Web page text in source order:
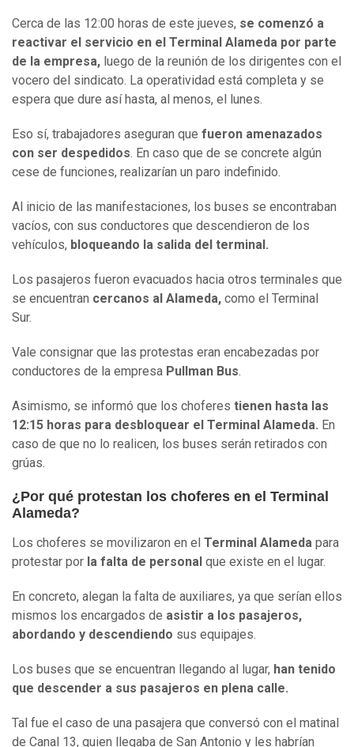
Cerca de las 12:00 horas de este jueves, se comenzó a
reactivar el servicio en el Terminal Alameda por parte
de la empresa, luego de la reunión de los dirigentes con el
vocero del sindicato. La operatividad está completa y se
espera que dure así hasta, al menos, el lunes.
Eso sí, trabajadores aseguran que fueron amenazados
con ser despedidos. En caso que de se concrete algún
cese de funciones, realizarían un paro indefinido.
Al inicio de las manifestaciones, los buses se encontraban
vacíos, con sus conductores que descendieron de los
vehículos, bloqueando la salida del terminal.
Los pasajeros fueron evacuados hacia otros terminales que
se encuentran cercanos al Alameda, como el Terminal
Sur.
Vale consignar que las protestas eran encabezadas por
conductores de la empresa Pullman Bus.
Asimismo, se informó que los choferes tienen hasta las
12:15 horas para desbloquear el Terminal Alameda. En
caso de que no lo realicen, los buses serán retirados con
grúas.
¿Por qué protestan los choferes en el Terminal
Alameda?
Los choferes se movilizaron en el Terminal Alameda para
protestar por la falta de personal que existe en el lugar.
En concreto, alegan la falta de auxiliares, ya que serían ellos
mismos los encargados de asistir a los pasajeros,
abordando y descendiendo sus equipajes.
Los buses que se encuentran llegando al lugar, han tenido
que descender a sus pasajeros en plena calle.
Tal fue el caso de una pasajera que conversó con el matinal
de Canal 13, quien llegaba de San Antonio y les habrían